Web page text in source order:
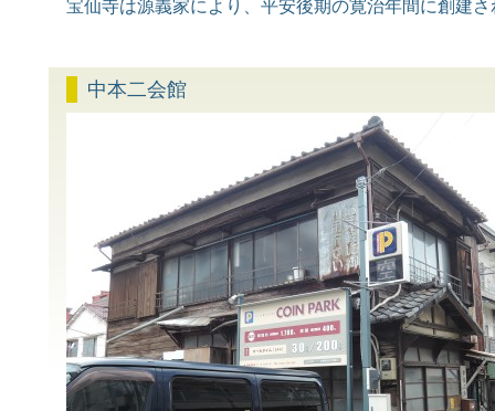
宝仙寺は源義家により、平安後期の寛治年間に創建さ
中本二会館